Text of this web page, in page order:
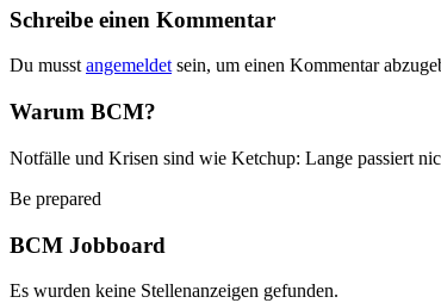
Schreibe einen Kommentar
Du musstangemeldetsein, um einen Kommentar
Warum BCM?
Notfälle und Krisen sind wie Ketchup: Lange passiert
Be prepared
BCM Jobboard
Es wurden keine Stellenanzeigen gefunden.